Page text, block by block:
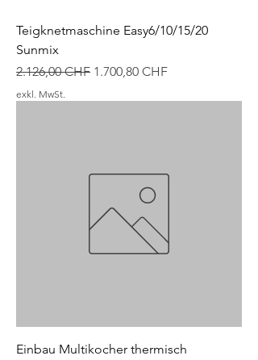
Teigknetmaschine Easy6/10/15/20
Sunmix
Standardpreis
2.126,00 CHF Sale-Preis
1.700,80 CHF
exkl. MwSt.
Einbau Multikocher thermisch